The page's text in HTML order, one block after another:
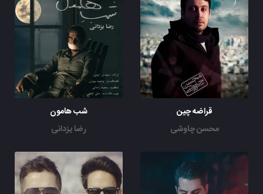
قراضه چین
محسن چاوشی
شب هامون
رضا یزدانی